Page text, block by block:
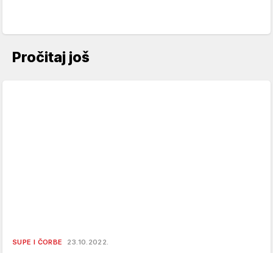
Pročitaj još
SUPE I ČORBE 23.10.2022.